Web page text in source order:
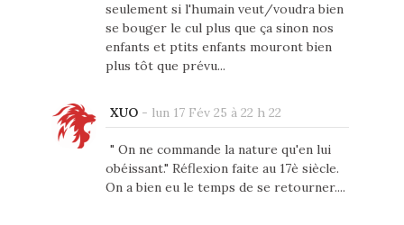
seulement si l'humain veut/voudra bien
se bouger le cul plus que ça sinon nos
enfants et ptits enfants mouront bien
plus tôt que prévu...
XUO- lun 17 Fév 25 à 22 h 22
" On ne commande la nature qu'en lui
obéissant." Réflexion faite au 17è siècle.
On a bien eu le temps de se retourner....